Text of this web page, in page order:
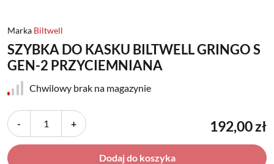
Marka Biltwell
SZYBKA DO KASKU BILTWELL GRINGO S
GEN-2 PRZYCIEMNIANA
Chwilowy brak na magazynie
- + 192,00 zł
Dodaj do koszyka